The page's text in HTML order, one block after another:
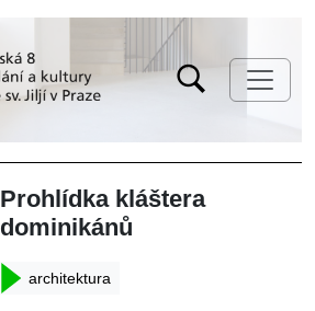
Prohlídka kláštera
dominikánů
architektura